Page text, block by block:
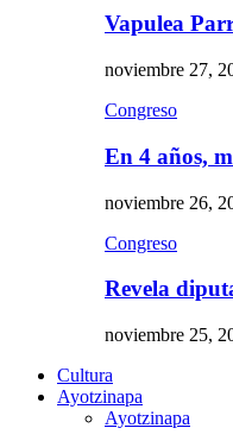
Vapulea
noviembre 27,
Congreso
En 4 años,
noviembre 26,
Congreso
Revela
noviembre 25,
Cultura
Ayotzinapa
Ayotzinapa